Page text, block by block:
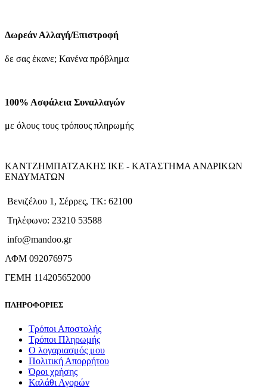
Δωρεάν Αλλαγή/Επιστροφή
δε σας έκανε; Κανένα πρόβλημα
100% Ασφάλεια Συναλλαγών
με όλους τους τρόπους πληρωμής
ΚΑΝΤΖΗΜΠΑΤΖΑΚΗΣ ΙΚΕ - ΚΑΤΑΣΤΗΜΑ ΑΝΔΡΙΚΩΝ
ΕΝΔΥΜΑΤΩΝ
Βενιζέλου 1, Σέρρες, ΤΚ: 62100
Τηλέφωνο: 23210 53588
info@mandoo.gr
ΑΦΜ 092076975
ΓΕΜΗ 114205652000
ΠΛΗΡΟΦΟΡΙΕΣ
Τρόποι Αποστολής
Τρόποι Πληρωμής
Ο λογαριασμός μου
Πολιτική Απορρήτου
Όροι χρήσης
Καλάθι Αγορών